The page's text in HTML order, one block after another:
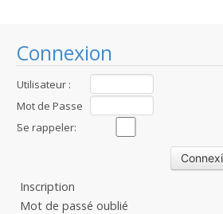
Connexion
Utilisateur :
Mot de Passe
:Se rappeler:
Inscription
Mot de passé oublié